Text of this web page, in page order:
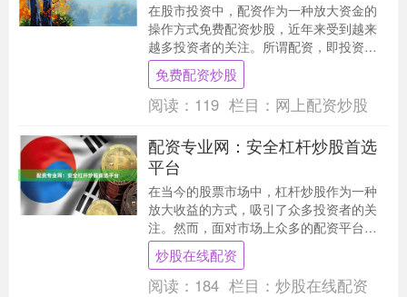
在股市投资中，配资作为一种放大资金的
操作方式免费配资炒股，近年来受到越来
越多投资者的关注。所谓配资，即投资者
通过向配资平台借入资金，以自有资金作
为保证金，获得数....
免费配资炒股
阅读： 119 栏目： 网上配资炒股
配资专业网：安全杠杆炒股首选
平台
在当今的股票市场中，杠杆炒股作为一种
放大收益的方式，吸引了众多投资者的关
注。然而，面对市场上众多的配资平台炒
股在线配资，如何选择一个安全、可靠、
专业的平台，成为....
炒股在线配资
阅读： 184 栏目： 炒股在线配资